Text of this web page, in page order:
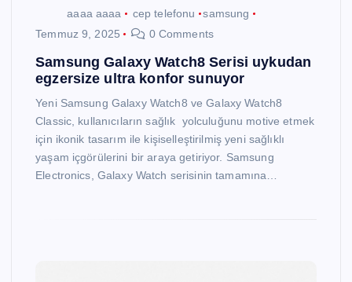
aaaa aaaa cep telefonu
samsung
Temmuz 9, 2025
0 Comments
Samsung Galaxy Watch8 Serisi uykudan
egzersize ultra konfor sunuyor
Yeni Samsung Galaxy Watch8 ve Galaxy Watch8
Classic, kullanıcıların sağlık yolculuğunu motive etmek
için ikonik tasarım ile kişiselleştirilmiş yeni sağlıklı
yaşam içgörülerini bir araya getiriyor. Samsung
Electronics, Galaxy Watch serisinin tamamına…